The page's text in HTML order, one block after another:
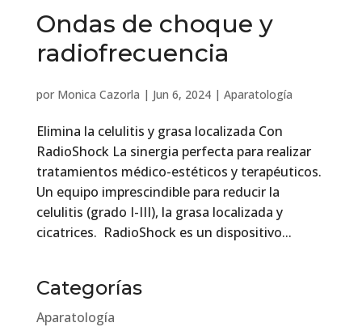
Ondas de choque y
radiofrecuencia
por Monica Cazorla | Jun 6, 2024| Aparatología
Elimina la celulitis y grasa localizada Con
RadioShock La sinergia perfecta para realizar
tratamientos médico-estéticos y terapéuticos.
Un equipo imprescindible para reducir la
celulitis (grado I-III), la grasa localizada y
cicatrices. RadioShock es un dispositivo...
Categorías
Aparatología